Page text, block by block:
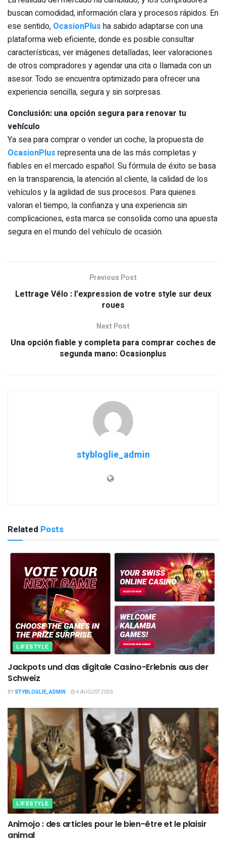
buscan comodidad, información clara y procesos rápidos. En
ese sentido, OcasionPlus ha sabido adaptarse con una
plataforma web eficiente, donde es posible consultar
características, ver imágenes detalladas, leer valoraciones
de otros compradores y agendar una cita o llamada con un
asesor. Todo se encuentra optimizado para ofrecer una
experiencia sencilla, segura y sin sorpresas.
Conclusión: una opción segura para renovar tu
vehículo
Ya sea para comprar o vender un coche, la propuesta de
OcasionPlus representa una de las más completas y
fiables en el mercado español. Su fórmula de éxito se basa
en la transparencia, la atención al cliente, la calidad de los
vehículos y la agilidad de sus procesos. Para quienes
valoran el tiempo, la confianza y una experiencia sin
complicaciones, esta marca se consolida como una apuesta
segura en el mundo del vehículo de ocasión.
Previous Post
Lettrage Vélo : l’expression de votre style sur deux
roues
Next Post
Una opción fiable y completa para comprar coches de
segunda mano: Ocasionplus
stybloglie_admin
Related Posts
LIFESTYLE
Jackpots und das digitale Casino-Erlebnis aus der
Schweiz
BY STYBLOGLIE_ADMIN 4 AUGUST 2026
LIFESTYLE
Animojo : des articles pour le bien-être et le plaisir
animal